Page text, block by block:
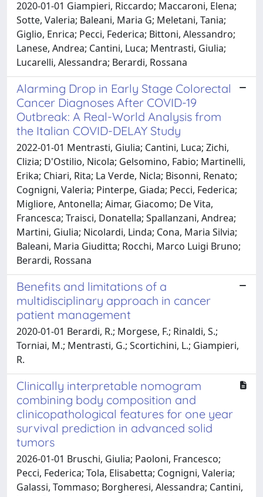
2020-01-01 Giampieri, Riccardo; Maccaroni, Elena;
Sotte, Valeria; Baleani, Maria G; Meletani, Tania;
Giglio, Enrica; Pecci, Federica; Bittoni, Alessandro;
Lanese, Andrea; Cantini, Luca; Mentrasti, Giulia;
Lucarelli, Alessandra; Berardi, Rossana
Alarming Drop in Early Stage Colorectal
Cancer Diagnoses After COVID-19
Outbreak: A Real-World Analysis from
the Italian COVID-DELAY Study
2022-01-01 Mentrasti, Giulia; Cantini, Luca; Zichi,
Clizia; D'Ostilio, Nicola; Gelsomino, Fabio; Martinelli,
Erika; Chiari, Rita; La Verde, Nicla; Bisonni, Renato;
Cognigni, Valeria; Pinterpe, Giada; Pecci, Federica;
Migliore, Antonella; Aimar, Giacomo; De Vita,
Francesca; Traisci, Donatella; Spallanzani, Andrea;
Martini, Giulia; Nicolardi, Linda; Cona, Maria Silvia;
Baleani, Maria Giuditta; Rocchi, Marco Luigi Bruno;
Berardi, Rossana
Benefits and limitations of a
multidisciplinary approach in cancer
patient management
2020-01-01 Berardi, R.; Morgese, F.; Rinaldi, S.;
Torniai, M.; Mentrasti, G.; Scortichini, L.; Giampieri,
R.
Clinically interpretable nomogram
combining body composition and
clinicopathological features for one year
survival prediction in advanced solid
tumors
2026-01-01 Bruschi, Giulia; Paoloni, Francesco;
Pecci, Federica; Tola, Elisabetta; Cognigni, Valeria;
Galassi, Tommaso; Borgheresi, Alessandra; Cantini,